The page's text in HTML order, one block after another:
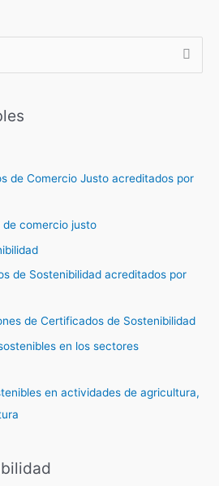
de Comercio Justo acreditados por
de comercio justo
de Sostenibilidad acreditados por
de Certificados de Sostenibilidad
en los sectores
en actividades de agricultura,